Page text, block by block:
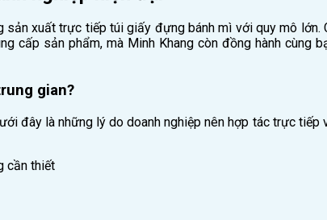
xuất trực tiếp túi giấy đựng bánh mì với quy mô lớn.
cấp sản phẩm, mà Minh Khang còn đồng hành cùng
gian?
đây là những lý do doanh nghiệp nên hợp tác trực
cần thiết